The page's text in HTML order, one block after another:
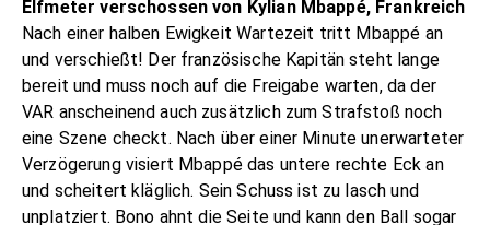
Elfmeter verschossen von Kylian Mbappé, Frankreich
Nach einer halben Ewigkeit Wartezeit tritt Mbappé an
und verschießt! Der französische Kapitän steht lange
bereit und muss noch auf die Freigabe warten, da der
VAR anscheinend auch zusätzlich zum Strafstoß noch
eine Szene checkt. Nach über einer Minute unerwarteter
Verzögerung visiert Mbappé das untere rechte Eck an
und scheitert kläglich. Sein Schuss ist zu lasch und
unplatziert. Bono ahnt die Seite und kann den Ball sogar